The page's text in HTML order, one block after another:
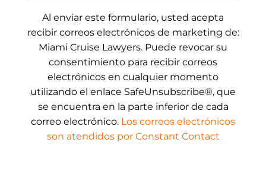
Al enviar este formulario, usted acepta
recibir correos electrónicos de marketing de:
Miami Cruise Lawyers. Puede revocar su
consentimiento para recibir correos
electrónicos en cualquier momento
utilizando el enlace SafeUnsubscribe®, que
se encuentra en la parte inferior de cada
correo electrónico. Los correos electrónicos
son atendidos por Constant Contact